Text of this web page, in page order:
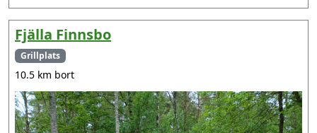
Fjälla Finnsbo
Grillplats
10.5 km bort